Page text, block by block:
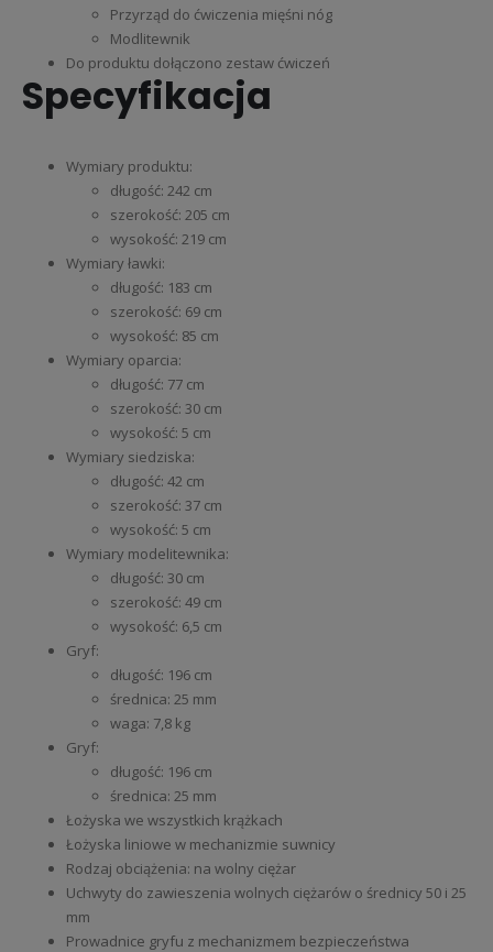
Przyrząd do ćwiczenia mięśni nóg
Modlitewnik
Do produktu dołączono zestaw ćwiczeń
Specyfikacja
Wymiary produktu:
długość: 242 cm
szerokość: 205 cm
wysokość: 219 cm
Wymiary ławki:
długość: 183 cm
szerokość: 69 cm
wysokość: 85 cm
Wymiary oparcia:
długość: 77 cm
szerokość: 30 cm
wysokość: 5 cm
Wymiary siedziska:
długość: 42 cm
szerokość: 37 cm
wysokość: 5 cm
Wymiary modelitewnika:
długość: 30 cm
szerokość: 49 cm
wysokość: 6,5 cm
Gryf:
długość: 196 cm
średnica: 25 mm
waga: 7,8 kg
Gryf:
długość: 196 cm
średnica: 25 mm
Łożyska we wszystkich krążkach
Łożyska liniowe w mechanizmie suwnicy
Rodzaj obciążenia: na wolny ciężar
Uchwyty do zawieszenia wolnych ciężarów o średnicy 50 i 25
mm
Prowadnice gryfu z mechanizmem bezpieczeństwa